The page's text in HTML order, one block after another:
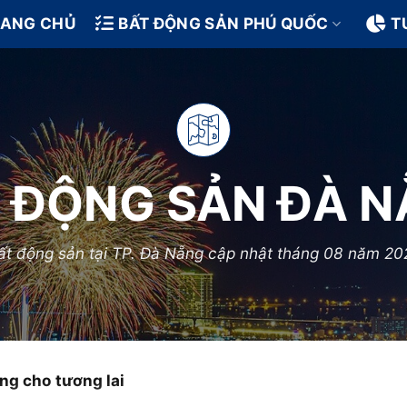
CHỦ BẤT ĐỘNG SẢN PHÚ QUỐC
ĐỘNG SẢN ĐÀ
động sản tại TP. Đà Nẵng cập nhật tháng 08 năm
cho tương lai